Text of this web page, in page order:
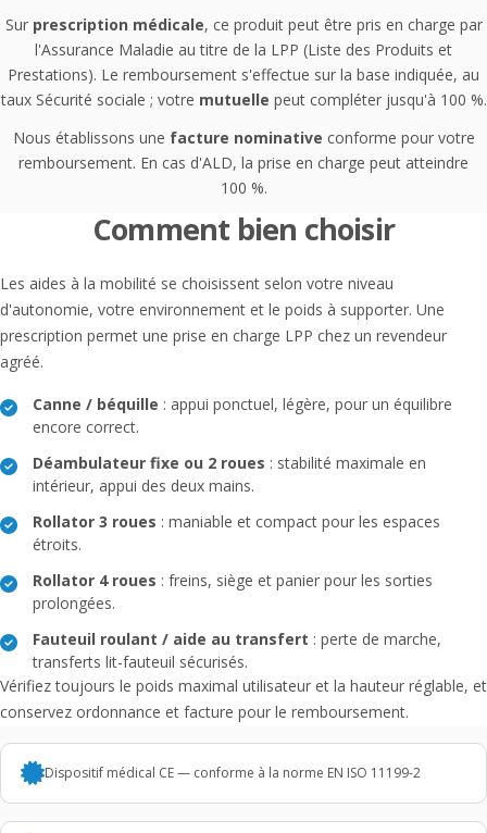
Sur prescription médicale, ce produit peut être pris en charge par
l'Assurance Maladie au titre de la LPP (Liste des Produits et
Prestations). Le remboursement s'effectue sur la base indiquée, au
taux Sécurité sociale ; votre mutuelle peut compléter jusqu'à 100 %.
Nous établissons une facture nominative conforme pour votre
remboursement. En cas d'ALD, la prise en charge peut atteindre
100 %.
Comment bien choisir
Les aides à la mobilité se choisissent selon votre niveau
d'autonomie, votre environnement et le poids à supporter. Une
prescription permet une prise en charge LPP chez un revendeur
agréé.
Canne / béquille : appui ponctuel, légère, pour un équilibre
encore correct.
Déambulateur fixe ou 2 roues : stabilité maximale en
intérieur, appui des deux mains.
Rollator 3 roues : maniable et compact pour les espaces
étroits.
Rollator 4 roues : freins, siège et panier pour les sorties
prolongées.
Fauteuil roulant / aide au transfert : perte de marche,
transferts lit-fauteuil sécurisés.
Vérifiez toujours le poids maximal utilisateur et la hauteur réglable, et
conservez ordonnance et facture pour le remboursement.
Dispositif médical CE — conforme à la norme EN ISO 11199-2